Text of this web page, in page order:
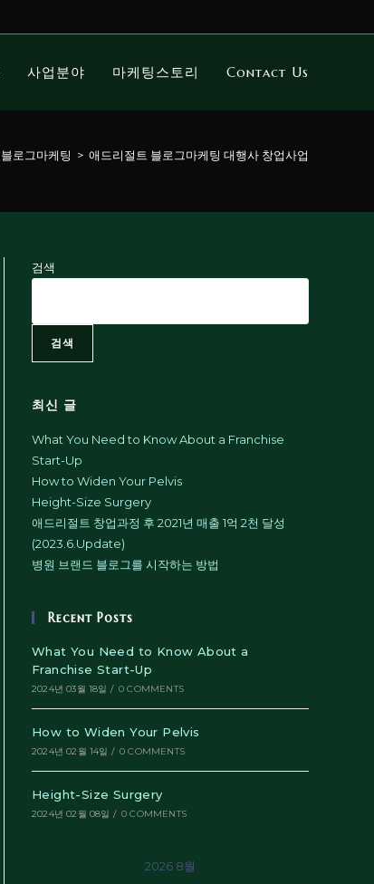
사업분야 마케팅스토리 Contact Us
블로그마케팅 > 애드리절트 블로그마케팅 대행사 창업사업
검색
검색
최신 글
What You Need to Know About a Franchise
Start-Up
How to Widen Your Pelvis
Height-Size Surgery
애드리절트 창업과정 후 2021년 매출 1억 2천 달성
(2023.6.Update)
병원 브랜드 블로그를 시작하는 방법
Recent Posts
What You Need to Know About a
Franchise Start-Up
2024년 03월 18일 / 0 COMMENTS
How to Widen Your Pelvis
2024년 02월 14일 / 0 COMMENTS
Height-Size Surgery
2024년 02월 08일 / 0 COMMENTS
2026 8월